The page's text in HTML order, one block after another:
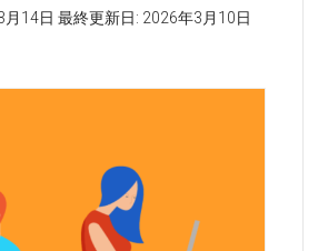
月14日 最終更新日: 2026年3月10日